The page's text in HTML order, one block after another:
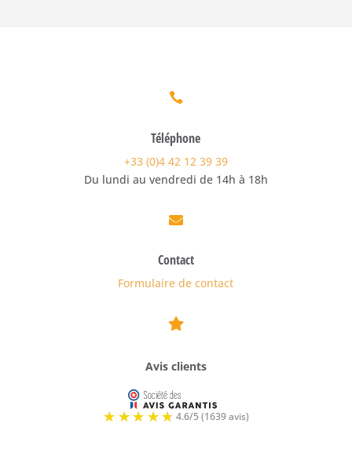

Téléphone
+33 (0)4 42 12 39 39
Du lundi au vendredi de 14h à 18h

Contact
Formulaire de contact

Avis clients